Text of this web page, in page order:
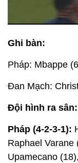
Ghi bàn:
Pháp: Mbappe
Đan Mạch:
Đội hình ra sân:
Pháp (4-2-3-1):
Raphael Varane
Upamecano